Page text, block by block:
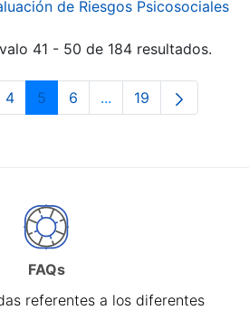
de Riesgos Psicosociales
41 - 50 de 184 resultados.
intermedias Use TAB para
Página
4 Página
5 Página
6 ...Páginas intermedias
Página
19
FAQs
referentes a los diferentes